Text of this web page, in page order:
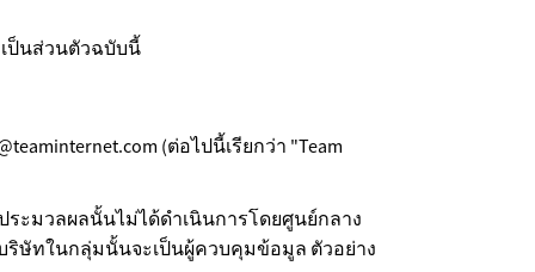
ป็นส่วนตัวฉบับนี้
(ต่อไปนี้เรียกว่า "Team
ะมวลผลนั้นไม่ได้ดำเนินการโดยศูนย์กลาง
ษัทในกลุ่มนั้นจะเป็นผู้ควบคุมข้อมูล ตัวอย่าง